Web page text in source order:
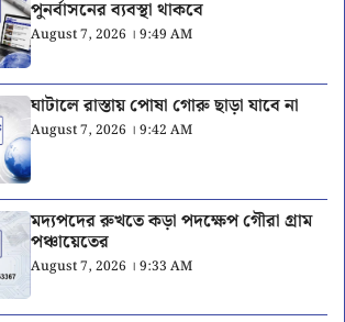
পুনর্বাসনের ব্যবস্থা থাকবে
August 7, 2026 । 9:49 AM
ঘাটালে রাস্তায় পোষা গোরু ছাড়া যাবে না
August 7, 2026 । 9:42 AM
মদ্যপদের রুখতে কড়া পদক্ষেপ গৌরা গ্রাম
পঞ্চায়েতের
August 7, 2026 । 9:33 AM